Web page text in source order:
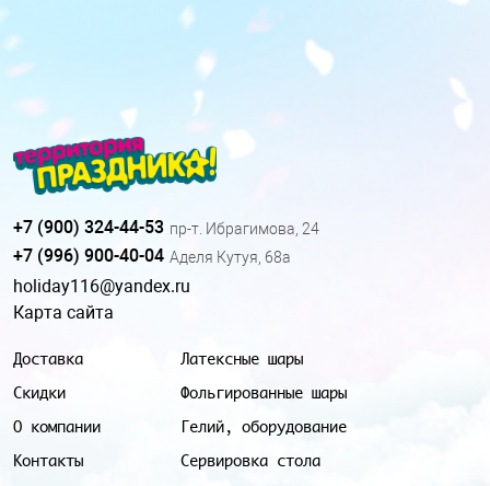
Доставка
Скидки
О компании
Контакты
Латексные шары
Фольгированные шары
Гелий, оборудование
Сервировка стола
+7 (900) 324-44-53 пр-т. Ибрагимова, 24
+7 (996) 900-40-04 Аделя Кутуя, 68а
holiday116@yandex.ru
Карта сайта